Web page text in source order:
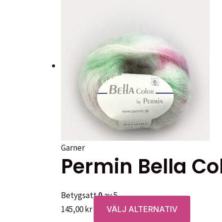
Garner
Permin Bella
Betygsatt0av 5
145,00kr VÄLJ ALTERNATIV